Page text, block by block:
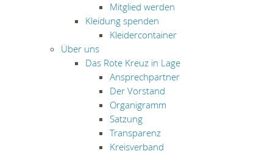
Mitglied werden
Kleidung spenden
Kleidercontainer
Über uns
Das Rote Kreuz in Lage
Ansprechpartner
Der Vorstand
Organigramm
Satzung
Transparenz
Kreisverband